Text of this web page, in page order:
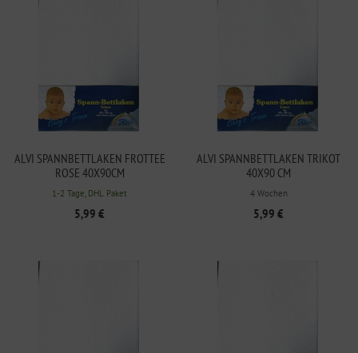
ALVI SPANNBETTLAKEN FROTTEE
ROSE 40X90CM
1-2 Tage, DHL Paket
5,99 €
ALVI SPANNBETTLAKEN TRIKOT
40X90 CM
4 Wochen
5,99 €